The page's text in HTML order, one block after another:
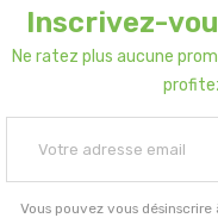
Inscrivez-
Ne ratez plus aucune
Vous pouvez vous